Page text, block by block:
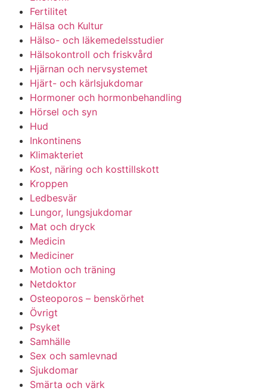
Fertilitet
Hälsa och Kultur
Hälso- och läkemedelsstudier
Hälsokontroll och friskvård
Hjärnan och nervsystemet
Hjärt- och kärlsjukdomar
Hormoner och hormonbehandling
Hörsel och syn
Hud
Inkontinens
Klimakteriet
Kost, näring och kosttillskott
Kroppen
Ledbesvär
Lungor, lungsjukdomar
Mat och dryck
Medicin
Mediciner
Motion och träning
Netdoktor
Osteoporos – benskörhet
Övrigt
Psyket
Samhälle
Sex och samlevnad
Sjukdomar
Smärta och värk